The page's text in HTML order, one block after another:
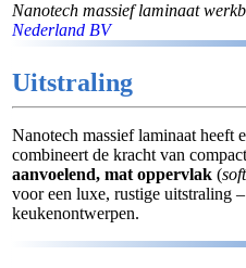
Nanotech massief laminaat
Nederland BV
Uitstraling
Nanotech massief laminaat heeft
combineert de kracht van
aanvoelend, mat oppervlak (
voor een luxe, rustige uitstraling
keukenontwerpen.